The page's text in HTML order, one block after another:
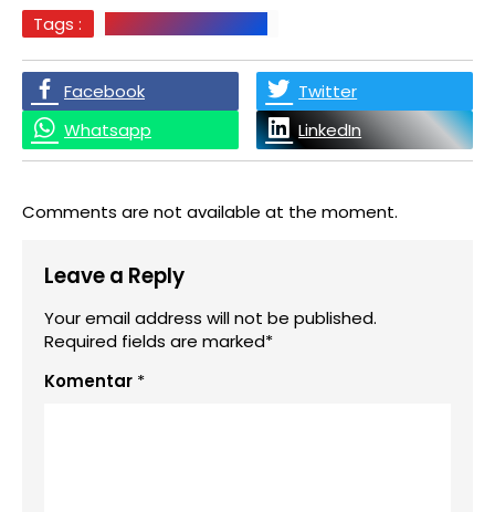
Tags :
Facebook
Twitter
Whatsapp
LinkedIn
Comments are not available at the moment.
Leave a Reply
Your email address will not be published.
Required fields are marked*
Komentar *